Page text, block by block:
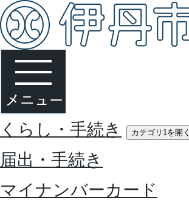
くらし・手続き カテゴリ1を開く
届出・手続き
マイナンバーカード